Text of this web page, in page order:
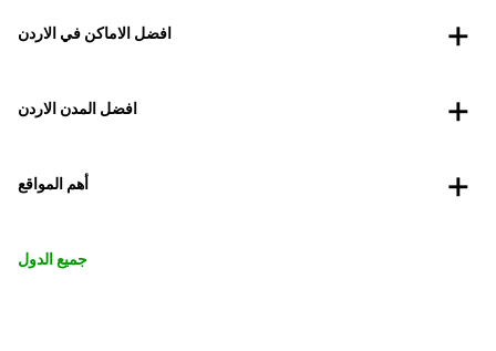
افضل الاماكن في الاردن
افضل المدن الاردن
أهم المواقع
جميع الدول